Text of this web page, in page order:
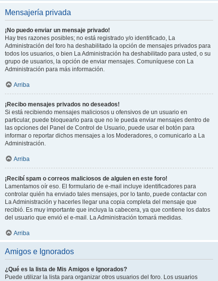
Mensajería privada
¡No puedo enviar un mensaje privado!
Hay tres razones posibles; no está registrado y/o identificado, La
Administración del foro ha deshabilitado la opción de mensajes privados para
todos los usuarios, o bien La Administración ha deshabilitado para usted, o su
grupo de usuarios, la opción de enviar mensajes. Comuníquese con La
Administración para más información.
Arriba
¡Recibo mensajes privados no deseados!
Si está recibiendo mensajes maliciosos u ofensivos de un usuario en
particular, puede bloquearlo para que no le pueda enviar mensajes dentro de
las opciones del Panel de Control de Usuario, puede usar el botón para
informar o reportar dichos mensajes a los Moderadores, o comunicarlo a La
Administración.
Arriba
¡Recibí spam o correos maliciosos de alguien en este foro!
Lamentamos oír eso. El formulario de e-mail incluye identificadores para
controlar quién ha enviado tales mensajes, por lo tanto, puede contactar con
La Administración y hacerles llegar una copia completa del mensaje que
recibió. Es muy importante que incluya la cabecera, ya que contiene los datos
del usuario que envió el e-mail. La Administración tomará medidas.
Arriba
Amigos e Ignorados
¿Qué es la lista de Mis Amigos e Ignorados?
Puede utilizar la lista para organizar otros usuarios del foro. Los usuarios